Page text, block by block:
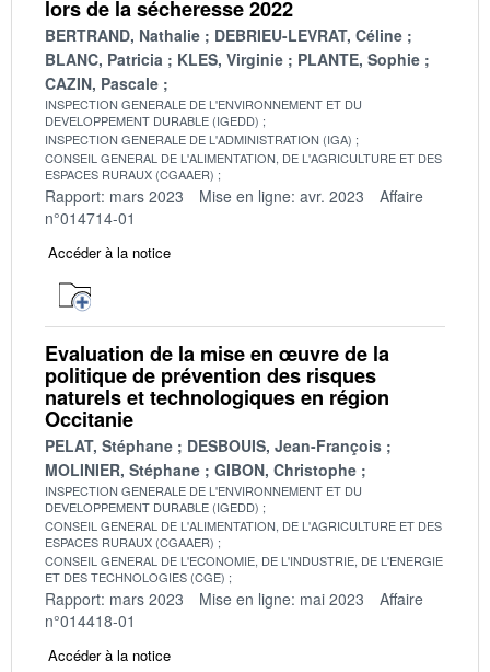
lors de la sécheresse 2022
BERTRAND, Nathalie
DEBRIEU-LEVRAT, Céline
BLANC, Patricia
KLES, Virginie
PLANTE, Sophie
CAZIN, Pascale
INSPECTION GENERALE DE L'ENVIRONNEMENT ET DU
DEVELOPPEMENT DURABLE (IGEDD)
INSPECTION GENERALE DE L'ADMINISTRATION (IGA)
CONSEIL GENERAL DE L'ALIMENTATION, DE L'AGRICULTURE ET DES
ESPACES RURAUX (CGAAER)
Rapport: mars 2023 Mise en ligne: avr. 2023
Affaire
n°014714-01
Accéder à la notice
Evaluation de la mise en œuvre de la
politique de prévention des risques
naturels et technologiques en région
Occitanie
PELAT, Stéphane
DESBOUIS, Jean-François
MOLINIER, Stéphane
GIBON, Christophe
INSPECTION GENERALE DE L'ENVIRONNEMENT ET DU
DEVELOPPEMENT DURABLE (IGEDD)
CONSEIL GENERAL DE L'ALIMENTATION, DE L'AGRICULTURE ET DES
ESPACES RURAUX (CGAAER)
CONSEIL GENERAL DE L'ECONOMIE, DE L'INDUSTRIE, DE L'ENERGIE
ET DES TECHNOLOGIES (CGE)
Rapport: mars 2023 Mise en ligne: mai 2023
Affaire
n°014418-01
Accéder à la notice